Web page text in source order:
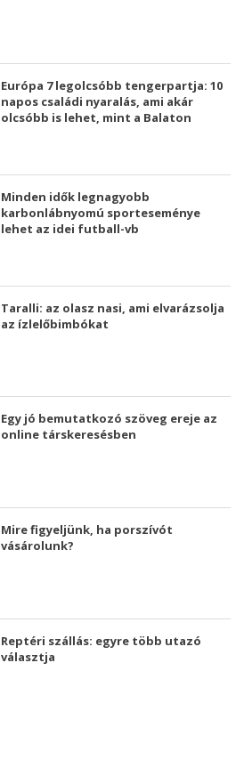
Európa 7 legolcsóbb tengerpartja: 10
napos családi nyaralás, ami akár
olcsóbb is lehet, mint a Balaton
Minden idők legnagyobb
karbonlábnyomú sporteseménye
lehet az idei futball-vb
Taralli: az olasz nasi, ami elvarázsolja
az ízlelőbimbókat
Egy jó bemutatkozó szöveg ereje az
online társkeresésben
Mire figyeljünk, ha porszívót
vásárolunk?
Reptéri szállás: egyre több utazó
választja